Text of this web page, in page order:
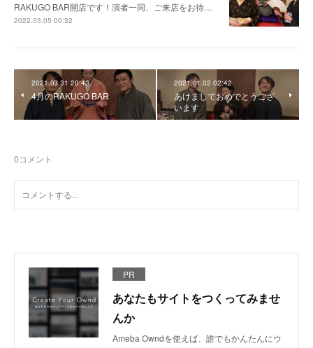
RAKUGO BAR開店です！演者一同、ご来店をお待…
2022.03.05 00:32
2021.03.31 20:43
4月のRAKUGO BAR
2021.01.02 02:42
あけましておめでとうござ
います
0コメント
PR
あなたもサイトをつくってみませ
んか
Ameba Owndを使えば、誰でもかんたんにウ